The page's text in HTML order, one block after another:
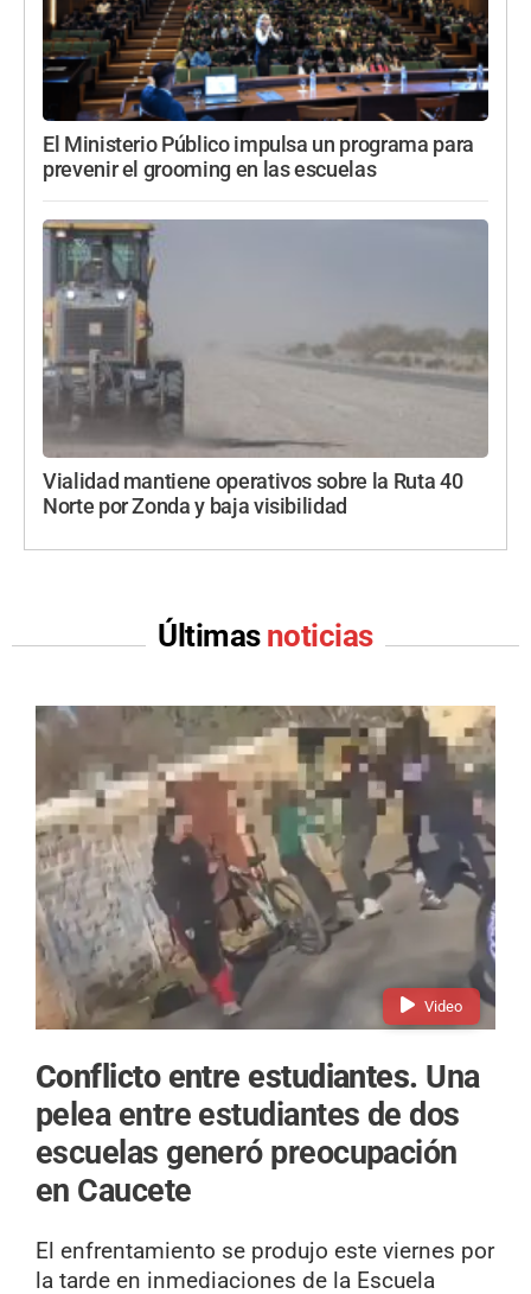
El Ministerio Público impulsa un programa para
prevenir el grooming en las escuelas
Vialidad mantiene operativos sobre la Ruta 40
Norte por Zonda y baja visibilidad
Últimas noticias
Video
Conflicto entre estudiantes. Una
pelea entre estudiantes de dos
escuelas generó preocupación
en Caucete
El enfrentamiento se produjo este viernes por
la tarde en inmediaciones de la Escuela